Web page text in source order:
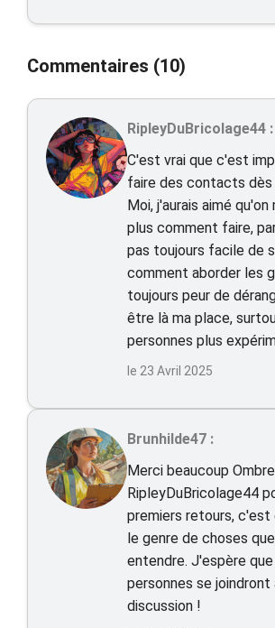
Commentaires (10)
RipleyDuBricolage44 :
C'est vrai que c'est
faire des contacts dès
Moi, j'aurais aimé qu'on
plus comment faire,
pas toujours facile de
comment aborder les
toujours peur de
être là ma place,
personnes plus
le 23 Avril 2025
Brunhilde47 :
Merci beaucoup
RipleyDuBricolage44
premiers retours,
le genre de choses
entendre. J'espère
personnes se joindront
discussion !